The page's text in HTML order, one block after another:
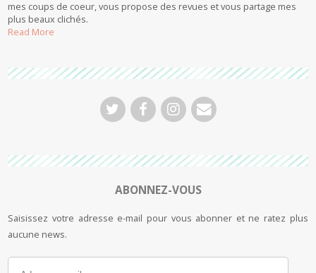
mes coups de coeur, vous propose des revues et vous partage mes
plus beaux clichés.
Read More
ABONNEZ-VOUS
Saisissez votre adresse e-mail pour vous abonner et ne ratez plus
aucune news.